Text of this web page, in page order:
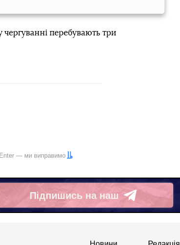
перебувають три
Enter — ми виправимо
Підпишись на наш
Telegram